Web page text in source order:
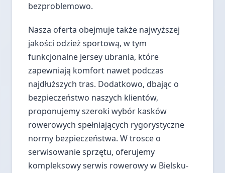
bezproblemowo.
Nasza oferta obejmuje także najwyższej
jakości odzież sportową, w tym
funkcjonalne jersey ubrania, które
zapewniają komfort nawet podczas
najdłuższych tras. Dodatkowo, dbając o
bezpieczeństwo naszych klientów,
proponujemy szeroki wybór kasków
rowerowych spełniających rygorystyczne
normy bezpieczeństwa. W trosce o
serwisowanie sprzętu, oferujemy
kompleksowy serwis rowerowy w Bielsku-